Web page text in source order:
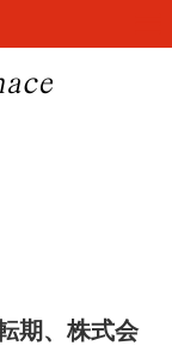
期、株式会